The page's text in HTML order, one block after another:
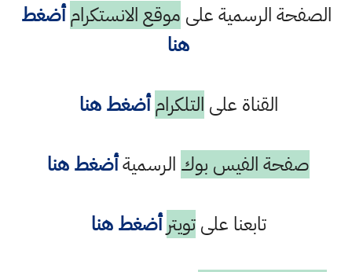
الصفحة الرسمية على موقع الانستكرام أضغط
هنا
القناة على التلكرام أضغط هنا
صفحة الفيس بوك الرسميةأضغط هنا
تابعنا علىتويتر أضغط هنا